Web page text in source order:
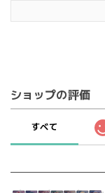
ショップの評価
すべて